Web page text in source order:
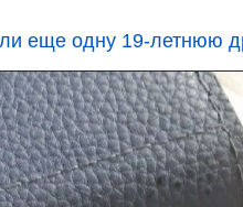
еще одну 19-летнюю